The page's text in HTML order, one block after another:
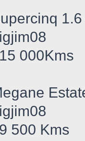
000Kms
500 Kms